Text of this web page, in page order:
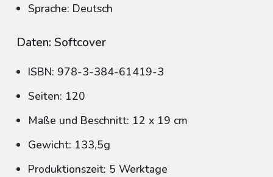
Sprache: Deutsch
Daten: Softcover
ISBN: 978-3-384-61419-3
Seiten: 120
Maße und Beschnitt: 12 x 19 cm
Gewicht: 133,5g
Produktionszeit: 5 Werktage